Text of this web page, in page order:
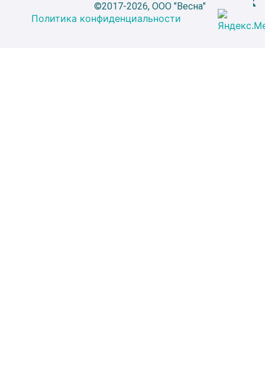
©2017-2026, ООО "Весна"
Политика конфиденциальности